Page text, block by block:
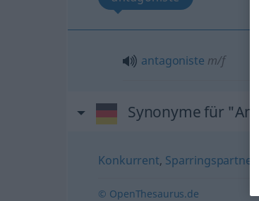
antagoniste m/f
Synonyme für
Konkurrent, Sparringspartner
© OpenThesaurus.de